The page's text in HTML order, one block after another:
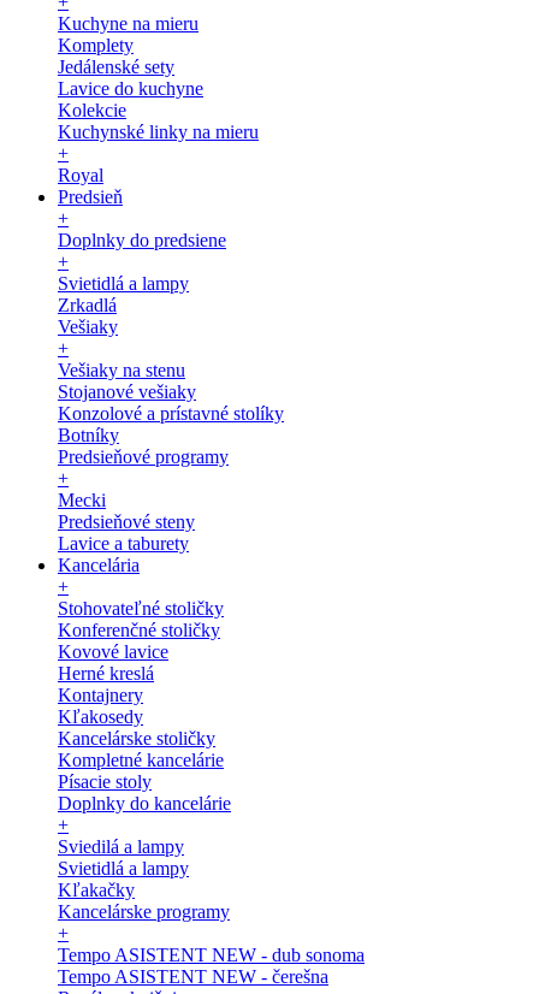
Kuchyne na mieru
Komplety
Jedálenské sety
Lavice do kuchyne
Kolekcie
Kuchynské linky na mieru
+
Royal
Predsieň
+
Doplnky do predsiene
+
Svietidlá a lampy
Zrkadlá
Vešiaky
+
Vešiaky na stenu
Stojanové vešiaky
Konzolové a prístavné stolíky
Botníky
Predsieňové programy
+
Mecki
Predsieňové steny
Lavice a taburety
Kancelária
+
Stohovateľné stoličky
Konferenčné stoličky
Kovové lavice
Herné kreslá
Kontajnery
Kľakosedy
Kancelárske stoličky
Kompletné kancelárie
Písacie stoly
Doplnky do kancelárie
+
Sviedilá a lampy
Svietidlá a lampy
Kľakačky
Kancelárske programy
+
Tempo ASISTENT NEW - dub sonoma
Tempo ASISTENT NEW - čerešna